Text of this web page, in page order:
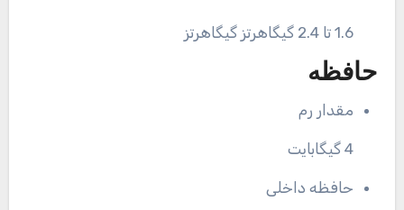
1.6 تا 2.4 گیگاهرتز گیگاهرتز
حافظه
مقدار رم
4 گیگابایت
حافظه داخلی